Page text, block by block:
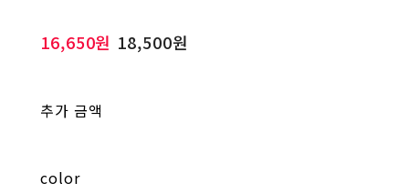
16,650원 18,500원
추가 금액
color